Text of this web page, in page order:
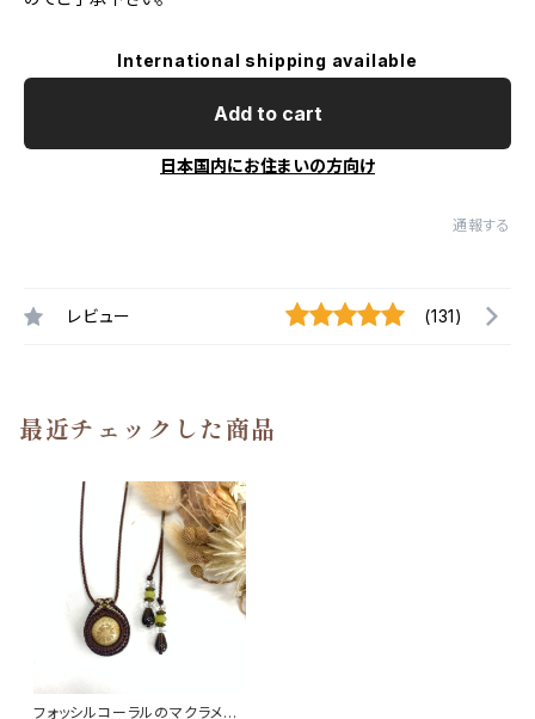
International shipping available
Add to cart
日本国内にお住まいの方向け
通報する
レビュー (131)
最近チェックした商品
フォッシルコーラルのマクラメ編